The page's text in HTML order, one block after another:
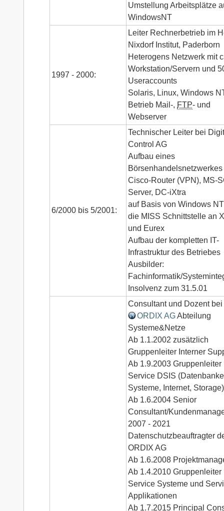
Umstellung Arbeitsplätze
WindowsNT
1997 - 2000:
Leiter Rechnerbetrieb im
Nixdorf Institut, Paderborn
Heterogens Netzwerk mit
Workstation/Servern und
Useraccounts
Solaris, Linux, Windows
Betrieb Mail-, FTP- und
Webserver
6/2000 bis 5/2001:
Technischer Leiter bei
Control AG
Aufbau eines
Börsenhandelsnetzwerkes
Cisco-Router (VPN), MS-
Server, DC-iXtra
auf Basis von Windows
die MISS Schnittstelle an
und Eurex
Aufbau der kompletten IT-
Infrastruktur des Betriebes
Ausbilder:
Fachinformatik/
Insolvenz zum 31.5.01
Consultant und Dozent bei
ORDIX AGAbteilung
Systeme&Netze
Ab 1.1.2002 zusätzlich
Gruppenleiter Interner
Ab 1.9.2003 Gruppenleiter
Service DSIS
Systeme, Internet, Storage)
Ab 1.6.2004 Senior
Consultant/
2007 - 2021
Datenschutzbeauftragter
ORDIX AG
Ab 1.6.2008
Ab 1.4.2010 Gruppenleiter
Service Systeme und
Applikationen
Ab 1.7.2015 Principal